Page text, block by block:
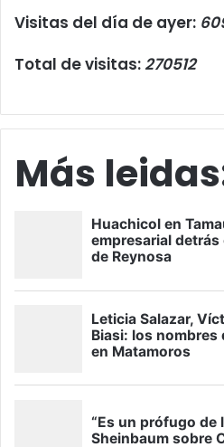
Visitas del día de ayer:
Total de visitas: 270512
Más